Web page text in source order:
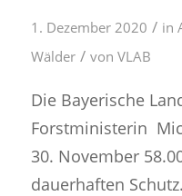
1. Dezember 2020 / in
Wälder / von VLAB
Die Bayerische
Forstministerin
30. November
dauerhaften